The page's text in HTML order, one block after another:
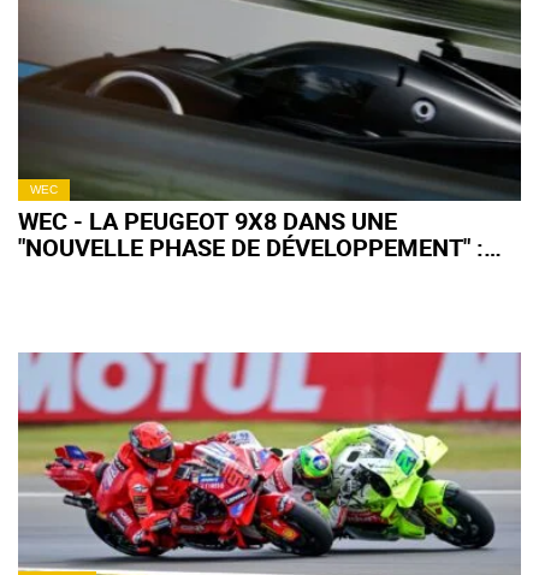
WEC
WEC - LA PEUGEOT 9X8 DANS UNE
"NOUVELLE PHASE DE DÉVELOPPEMENT" :